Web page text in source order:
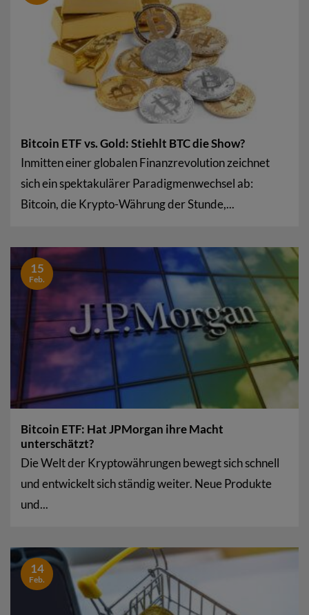
Bitcoin ETF vs. Gold: Stiehlt BTC die Show?
Inmitten einer globalen Finanzrevolution zeichnet
sich ein spektakulärer Paradigmenwechsel ab:
Bitcoin, die Krypto-Währung der Stunde,...
Bitcoin ETF: Hat JPMorgan ihre Macht
unterschätzt?
Die Welt der Kryptowährungen bewegt sich schnell
und entwickelt sich ständig weiter. Neue Produkte
und...
15
Feb.
14
Feb.